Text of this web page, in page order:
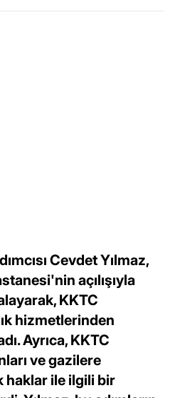
Cevdet Yılmaz,
açılışıyla
KKTC
hizmetlerinden
Ayrıca, KKTC
ve gazilere
haklar ile ilgili bir